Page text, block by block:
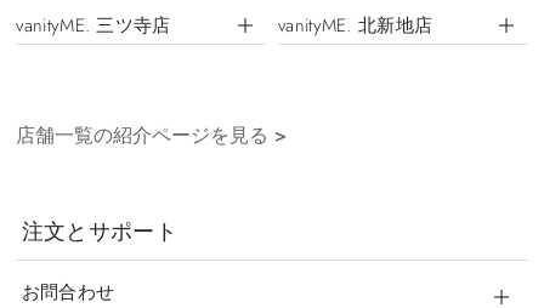
vanityME. 三ツ寺店 vanityME. 北新地店
店舗一覧の紹介ページを見る >
注文とサポート
お問合わせ